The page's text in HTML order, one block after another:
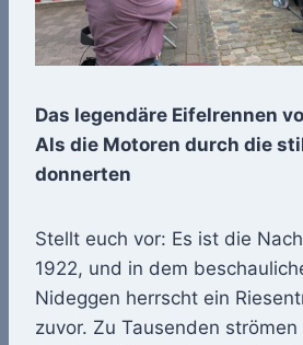
Das legendäre Eifelrennen
Als die Motoren durch die
donnerten
Stellt euch vor: Es ist die
1922, und in dem
Nideggen herrscht ein
zuvor. Zu Tausenden